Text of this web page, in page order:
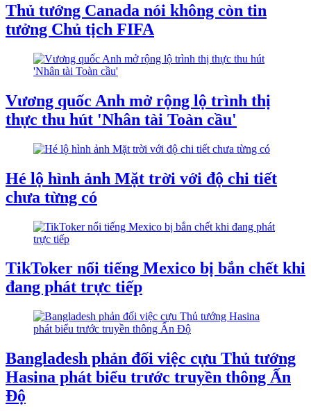
Thủ tướng Canada nói không còn tin
tưởng Chủ tịch FIFA
Vương quốc Anh mở rộng lộ trình thị
thực thu hút 'Nhân tài Toàn cầu'
Hé lộ hình ảnh Mặt trời với độ chi tiết
chưa từng có
TikToker nổi tiếng Mexico bị bắn chết khi
đang phát trực tiếp
Bangladesh phản đối việc cựu Thủ tướng
Hasina phát biểu trước truyền thông Ấn
Độ